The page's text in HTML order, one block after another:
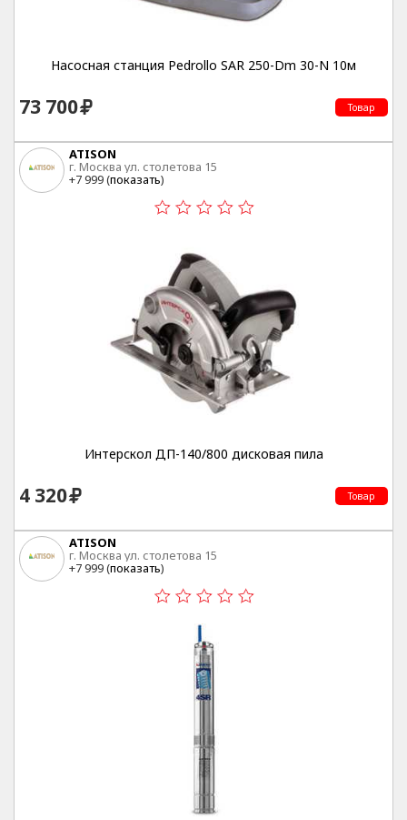
Насосная станция Pedrollo SAR 250-Dm 30-N 10м
73 700 Товар
ATISON
г. Москва ул. столетова 15
+7 999 (показать)
Интерскол ДП-140/800 дисковая пила
4 320 Товар
ATISON
г. Москва ул. столетова 15
+7 999 (показать)